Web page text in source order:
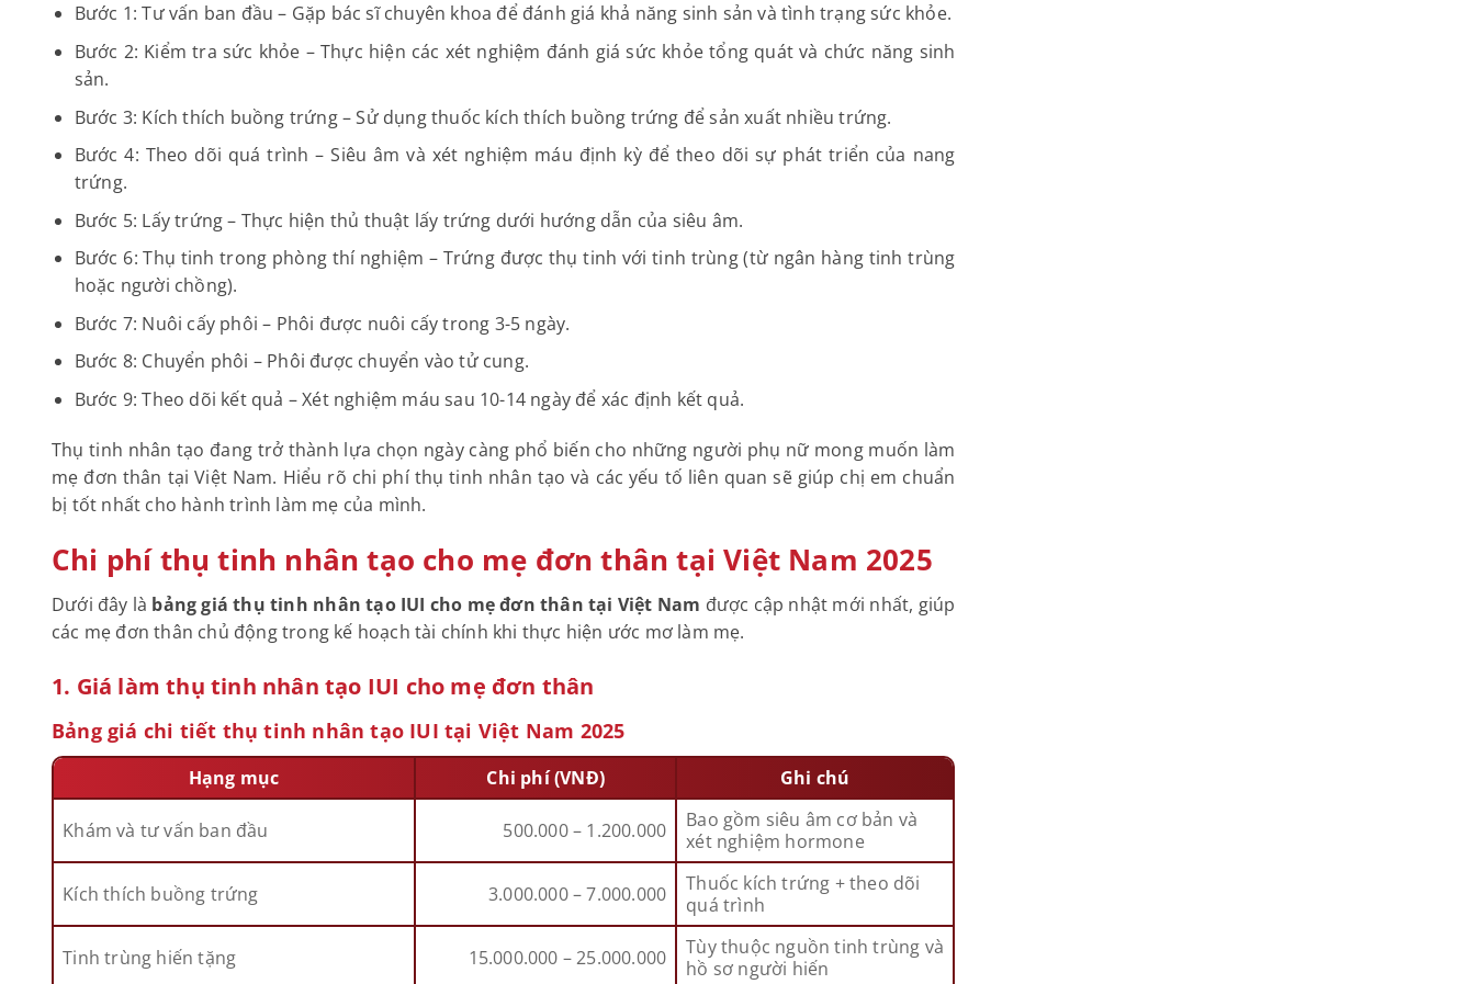
Bước 1: Tư vấn ban đầu – Gặp bác sĩ chuyên khoa để đánh giá khả năng sinh sản và tình trạng sức khỏe.
Bước 2: Kiểm tra sức khỏe – Thực hiện các xét nghiệm đánh giá sức khỏe tổng quát và chức năng sinh
sản.
Bước 3: Kích thích buồng trứng – Sử dụng thuốc kích thích buồng trứng để sản xuất nhiều trứng.
Bước 4: Theo dõi quá trình – Siêu âm và xét nghiệm máu định kỳ để theo dõi sự phát triển của nang
trứng.
Bước 5: Lấy trứng – Thực hiện thủ thuật lấy trứng dưới hướng dẫn của siêu âm.
Bước 6: Thụ tinh trong phòng thí nghiệm – Trứng được thụ tinh với tinh trùng (từ ngân hàng tinh trùng
hoặc người chồng).
Bước 7: Nuôi cấy phôi – Phôi được nuôi cấy trong 3-5 ngày.
Bước 8: Chuyển phôi – Phôi được chuyển vào tử cung.
Bước 9: Theo dõi kết quả – Xét nghiệm máu sau 10-14 ngày để xác định kết quả.
Thụ tinh nhân tạo đang trở thành lựa chọn ngày càng phổ biến cho những người phụ nữ mong muốn làm
mẹ đơn thân tại Việt Nam. Hiểu rõ chi phí thụ tinh nhân tạo và các yếu tố liên quan sẽ giúp chị em chuẩn
bị tốt nhất cho hành trình làm mẹ của mình.
Chi phí thụ tinh nhân tạo cho mẹ đơn thân tại Việt Nam 2025
Dưới đây là bảng giá thụ tinh nhân tạo IUI cho mẹ đơn thân tại Việt Nam được cập nhật mới nhất, giúp
các mẹ đơn thân chủ động trong kế hoạch tài chính khi thực hiện ước mơ làm mẹ.
1. Giá làm thụ tinh nhân tạo IUI cho mẹ đơn thân
Bảng giá chi tiết thụ tinh nhân tạo IUI tại Việt Nam 2025
Hạng mục Chi phí (VNĐ) Ghi chú
Khám và tư vấn ban đầu 500.000 – 1.200.000
Bao gồm siêu âm cơ bản và
xét nghiệm hormone
Kích thích buồng trứng 3.000.000 – 7.000.000
Thuốc kích trứng + theo dõi
quá trình
Tinh trùng hiến tặng 15.000.000 – 25.000.000
Tùy thuộc nguồn tinh trùng và
hồ sơ người hiến